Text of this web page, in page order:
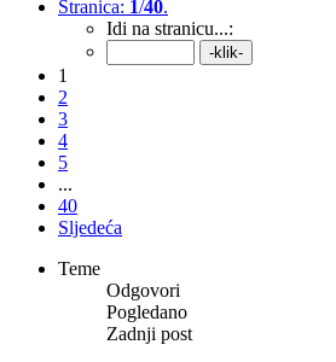
Stranica: 1/40.
Idi na stranicu...:
1
2
3
4
5
...
40
Sljedeća
Teme
Odgovori
Pogledano
Zadnji post